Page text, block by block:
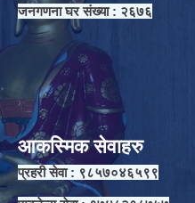
जनगणना घर संख्या : २६७६
आकस्मिक सेवाहरु
प्रहरी सेवा : ९८५७०४६५९९